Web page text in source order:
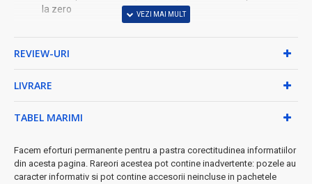
la zero
• Unități de măsură multiple: Kg/Lb/St
• Alimentare: 2 baterii AAA (incluse în pachet) ⚡
Avantajele aplicației OKOK:
→ Istoricul măsurătorilor salvat automat
→ Grafice de evoluție și statistici detaliate
→ Sincronizare pe telefon pentru acces permanent
REVIEW-URI
LIVRARE
TABEL MARIMI
Facem eforturi permanente pentru a pastra corectitudinea informatiilor
din acesta pagina. Rareori acestea pot contine inadvertente: pozele au
caracter informativ si pot contine accesorii neincluse in pachetele